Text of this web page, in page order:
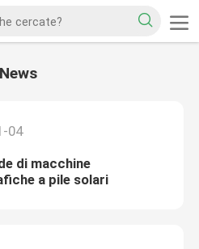
News
04
di macchine
a pile solari